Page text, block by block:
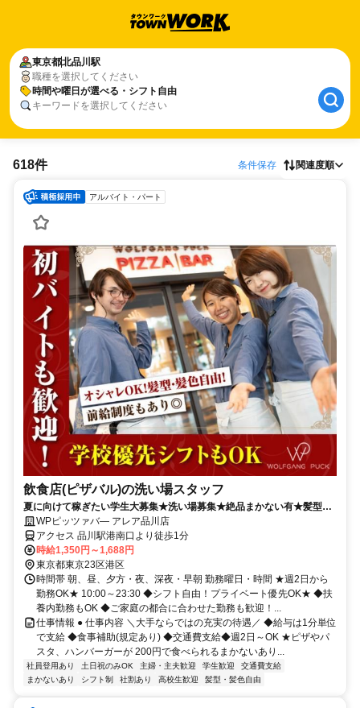
東京都北品川駅
職種を選択してください
時間や曜日が選べる・シフト自由
キーワードを選択してください
618件 条件保存 関連度順
アルバイト・パート
飲食店(ピザバル)の洗い場スタッフ
夏に向けて稼ぎたい学生大募集★洗い場募集★絶品まかない有★髪型・
髪色自由★履歴書不要
WPピッツァバ― アレア品川店
アクセス 品川駅港南口より徒歩1分
時給1,350円～1,688円
東京都東京23区港区
時間帯 朝、昼、夕方・夜、深夜・早朝 勤務曜日・時間 ★週2日から
勤務OK★ 10:00～23:30 ◆シフト自由！プライベート優先OK★ ◆扶
養内勤務もOK ◆ご家庭の都合に合わせた勤務も歓迎！...
仕事情報 ● 仕事内容 ＼大手ならではの充実の待遇／ ◆給与は1分単位
で支給 ◆食事補助(規定あり) ◆交通費支給◆週2日～OK ★ピザやパ
スタ、ハンバーガーが 200円で食べられるまかないあり...
社員登用あり 土日祝のみOK 主婦・主夫歓迎 学生歓迎
交通費支給
まかないあり
シフト制 社割あり 高校生歓迎 髪型・髪色自由